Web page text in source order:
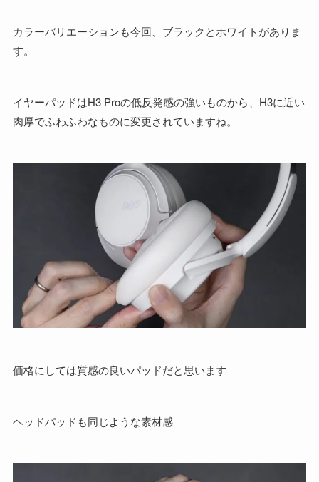
カラーバリエーションも今回、ブラックとホワイトがありま
す。
イヤーパッドはH3 Proの低反発感の強いものから、H3に近い
肉厚でふわふわなものに変更されていますね。
価格にしては質感の良いパッドだと思います
ヘッドパッドも同じような素材感